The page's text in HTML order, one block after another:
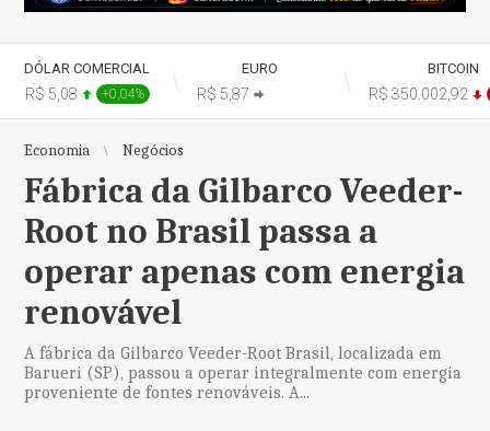
DÓLAR COMERCIAL
R$ 5,08 +0,04%
EURO
R$ 5,87
BITCOIN
R$ 350.002,92
Economia Negócios
Fábrica da Gilbarco Veeder-
Root no Brasil passa a
operar apenas com energia
renovável
A fábrica da Gilbarco Veeder-Root Brasil, localizada em
Barueri (SP), passou a operar integralmente com energia
proveniente de fontes renováveis. A...